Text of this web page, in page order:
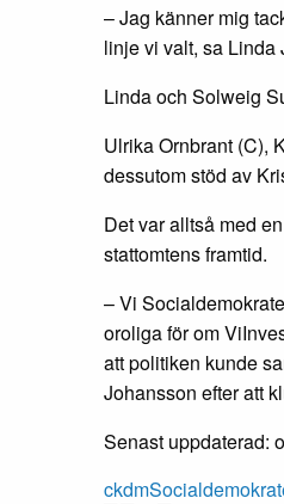
– Jag känner mig
linje vi valt, sa Linda
Linda och Solweig
Ulrika Ornbrant (C),
dessutom stöd av
Det var alltså med
stattomtens framtid.
– Vi
oroliga för om
att politiken kunde
Johansson efter att
Senast uppdaterad:
ckdm